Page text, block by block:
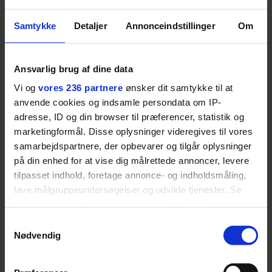
Samtykke Detaljer Annonceindstillinger Om
Ansvarlig brug af dine data
Vi og vores 236 partnere ønsker dit samtykke til at
anvende cookies og indsamle persondata om IP-
adresse, ID og din browser til præferencer, statistik og
marketingformål. Disse oplysninger videregives til vores
samarbejdspartnere, der opbevarer og tilgår oplysninger
på din enhed for at vise dig målrettede annoncer, levere
tilpasset indhold, foretage annonce- og indholdsmåling,
lave målgruppeundersøgelser og udvikle tjenester. Se
tilbage eller ændre indstillinger fra vores
"Cookiedeklaration", eller ved at trykke på "Privacy
Nødvendig
LIVSSTIL
Dua Lipa har
opdatereret sin guide til
København. Og den er –
ikke overraskende –
NYHEDSBREV
Skriv dig op til
Euromans nyhedsbrev
her
banen
Fra BOSS OPEN i Stuttgart til det kommende partnerskab
krydsfeltet mellem tennis, performance og moderne
livsstil.